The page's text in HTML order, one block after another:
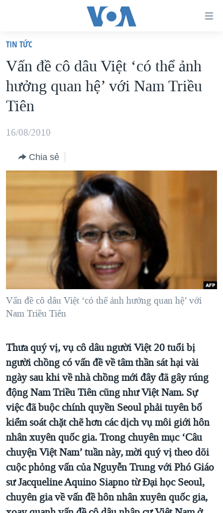
truy
cập
Tới
nội
chính
Đi
tới
"Tìm"
VIỆT NAM
HOA KỲ
BIỂN ĐÔNG
THẾ GIỚI
DIỄN ĐÀN
TỰ DO BÁO CHÍ
VẠCH TRẦN TIN GIẢ
NGƯỜI VIỆT HẢI NGOẠI
ĐỜI SỐNG
KHOA HỌC
SỨC KHOẺ
THỂ THAO
GIÁO DỤC
CHIẾN TRANH THƯƠNG MẠI CỦA MỸ: QUÁ KHỨ VÀ HIỆN
HÀNH TRÌNH BẦU CỬ 2024
MỘT NĂM CHIẾN TRANH TẠI DẢI GAZA
GIẢI MÃ VÀNH ĐAI & CON ĐƯỜNG
NGÀY TỊ NẠN THẾ GIỚI
TRỊNH VĨNH BÌNH - NGƯỜI HẠ 'BÊN THẮNG CUỘC'
CHI PHÍ CHIẾN TRANH AFGHANISTAN
CÁC GIÁ TRỊ CỘNG HÒA Ở VIỆT NAM
THƯỢNG ĐỈNH TRUMP-KIM TẠI VIỆT NAM
TRỊNH VĨNH BÌNH VS. CHÍNH PHỦ VIỆT NAM
NGƯ DÂN VIỆT VÀ LÀN SÓNG TRỘM HẢI SÂM
BÊN KIA QUỐC LỘ: TIẾNG VỌNG TỪ NÔNG THÔN MỸ
QUAN HỆ VIỆT MỸ
HỌC TIẾNG ANH
TIN TỨC
Vấn đề cô dâu Việt ‘có thể ảnh
hưởng quan hệ’ với Nam Triều
Tiên
16/08/2010
Chia sẻ
Vấn đề cô dâu Việt ‘có thể ảnh hưởng quan hệ’ với
Nam Triều Tiên
Thưa quý vị, vụ cô dâu người Việt 20 tuổi bị
người chồng có vấn đề về tâm thần sát hại vài
ngày sau khi về nhà chồng mới đây đã gây rúng
động Nam Triều Tiên cũng như Việt Nam. Sự
việc đã buộc chính quyền Seoul phải tuyên bố
kiểm soát chặt chẽ hơn các dịch vụ môi giới hôn
nhân xuyên quốc gia. Trong chuyên mục ‘Câu
chuyện Việt Nam’ tuần này, mời quý vị theo dõi
cuộc phỏng vấn của Nguyễn Trung với Phó Giáo
sư Jacqueline Aquino Siapno từ Đại học Seoul,
chuyên gia về vấn đề hôn nhân xuyên quốc gia,